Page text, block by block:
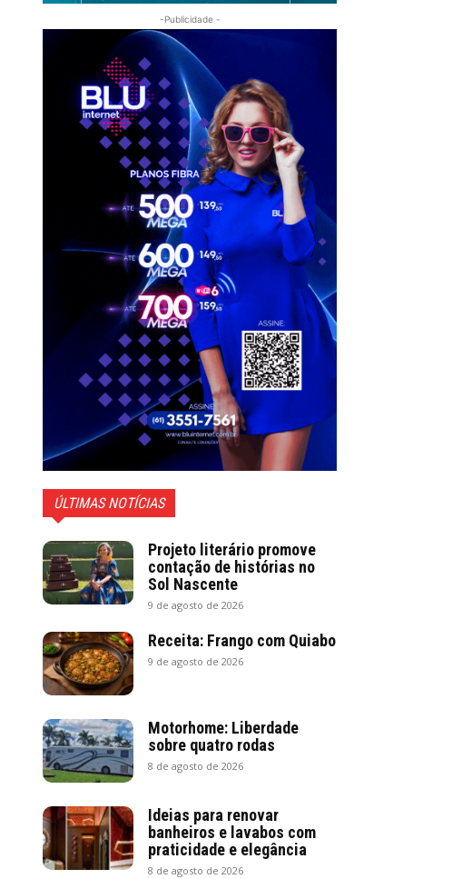
-Publicidade -
ÚLTIMAS NOTÍCIAS
Projeto literário promove
contação de histórias no
Sol Nascente
9 de agosto de 2026
Receita: Frango com Quiabo
9 de agosto de 2026
Motorhome: Liberdade
sobre quatro rodas
8 de agosto de 2026
Ideias para renovar
banheiros e lavabos com
praticidade e elegância
8 de agosto de 2026